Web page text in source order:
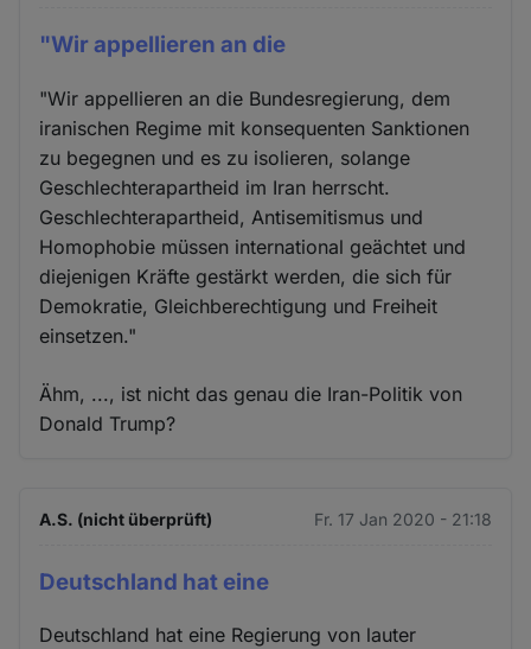
"Wir appellieren an die
"Wir appellieren an die Bundesregierung, dem
iranischen Regime mit konsequenten Sanktionen
zu begegnen und es zu isolieren, solange
Geschlechterapartheid im Iran herrscht.
Geschlechterapartheid, Antisemitismus und
Homophobie müssen international geächtet und
diejenigen Kräfte gestärkt werden, die sich für
Demokratie, Gleichberechtigung und Freiheit
einsetzen."
Ähm, ..., ist nicht das genau die Iran-Politik von
Donald Trump?
A.S. (nicht überprüft) Fr. 17 Jan 2020 - 21:18
Deutschland hat eine
Deutschland hat eine Regierung von lauter